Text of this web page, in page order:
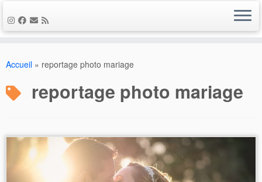
au
Accueil » reportage photo mariage
reportage photo mariage